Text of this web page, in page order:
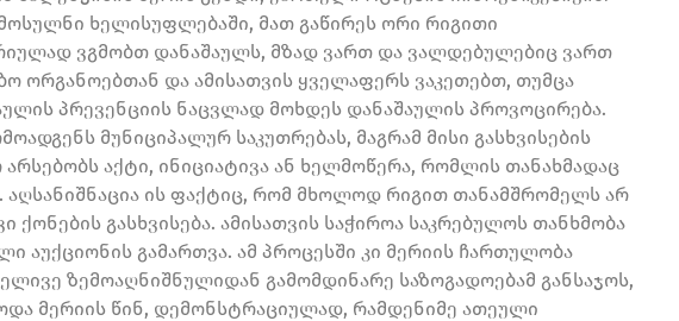
ხელისუფლებაში, მათ გაწირეს ორი რიგითი
ვგმობთ დანაშაულს, მზად ვართ და ვალდებულებიც ვართ
ორგანოებთან და ამისათვის ყველაფერს ვაკეთებთ, თუმცა
პრევენციის ნაცვლად მოხდეს დანაშაულის პროვოცირება.
მუნიციპალურ საკუთრებას, მაგრამ მისი გასხვისების
აქტი, ინიციატივა ან ხელმოწერა, რომლის თანახმადაც
აღსანიშნაცია ის ფაქტიც, რომ მხოლოდ რიგით თანამშრომელს არ
ქონების გასხვისება. ამისათვის საჭიროა საკრებულოს თანხმობა
აუქციონის გამართვა. ამ პროცესში კი მერიის ჩართულობა
ზემოაღნიშნულიდან გამომდინარე საზოგადოებამ განსაჯოს,
მერიის წინ, დემონსტრაციულად, რამდენიმე ათეული